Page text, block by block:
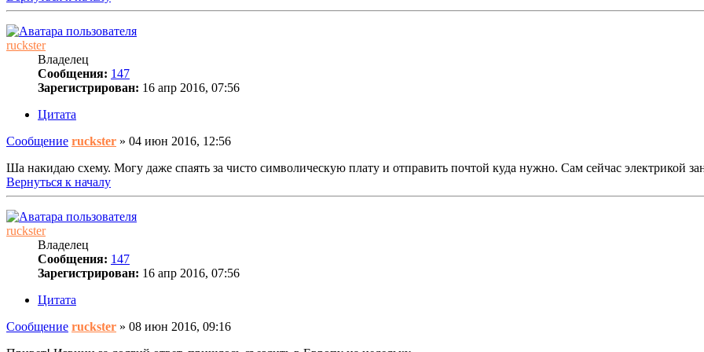
ruckster
Владелец
Сообщения: 147
Зарегистрирован: 16 апр 2016, 07:56
Цитата
Сообщение ruckster » 04 июн 2016, 12:56
Ша накидаю схему. Могу даже спаять за чисто символическую плату и отправить почтой куда нужно. Сам сейчас электрикой
Вернуться к началу
ruckster
Владелец
Сообщения: 147
Зарегистрирован: 16 апр 2016, 07:56
Цитата
Сообщение ruckster » 08 июн 2016, 09:16